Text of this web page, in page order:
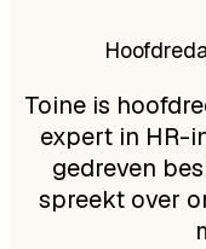
Toine is
expert in HR-
gedreven
spreekt over